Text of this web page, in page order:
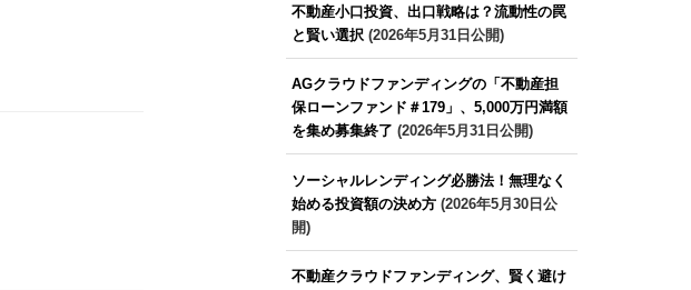
不動産小口投資、出口戦略は？流動性の罠
と賢い選択(2026年5月31日公開)
AGクラウドファンディングの「不動産担
保ローンファンド＃179」、5,000万円満額
を集め募集終了 (2026年5月31日公開)
ソーシャルレンディング必勝法！無理なく
始める投資額の決め方(2026年5月30日公
開)
不動産クラウドファンディング、賢く避け